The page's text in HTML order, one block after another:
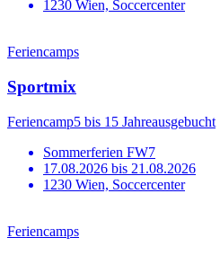
1230 Wien, Soccercenter
Feriencamps
Sportmix
Feriencamp5 bis 15 Jahreausgebucht
Sommerferien FW7
17.08.2026 bis 21.08.2026
1230 Wien, Soccercenter
Feriencamps